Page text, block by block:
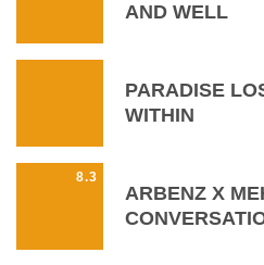
AND WELL
PARADISE
WITHIN
8.3
ARBENZ X